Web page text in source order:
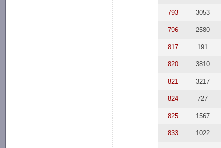
793 3053
796 2580
817 191
820 3810
821 3217
824 727
825 1567
833 1022